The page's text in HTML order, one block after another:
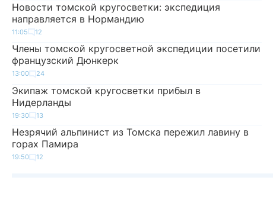
Новости томской кругосветки: экспедиция
направляется в Нормандию
11:05 12
Члены томской кругосветной экспедиции посетили
французский Дюнкерк
13:00 24
Экипаж томской кругосветки прибыл в
Нидерланды
19:30 13
Незрячий альпинист из Томска пережил лавину в
горах Памира
19:50 12